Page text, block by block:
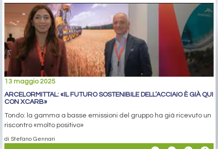
13 maggio 2025
ARCELORMITTAL: «IL FUTURO SOSTENIBILE DELL’ACCIAIO È GIÀ QUI
CON XCARB»
Tondo: la gamma a basse emissioni del gruppo ha già ricevuto un
riscontro «molto positivo»
di Stefano Gennari